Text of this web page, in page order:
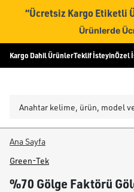
“Ücretsiz Kargo Etiketli
Ürünlerde
Kargo Dahil ÜrünlerTeklif İsteyinÖzel
Ana Sayfa
Green-Tek
%70 Gölge Faktörü